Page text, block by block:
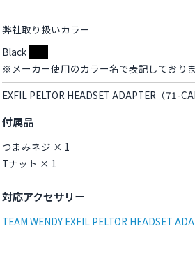
弊社取り扱いカラー
Black
※メーカー使用のカラー名で表記しており
EXFIL PELTOR HEADSET ADAPTER（71-
付属品
つまみネジ × 1
Tナット × 1
対応アクセサリー
TEAM WENDY EXFIL PELTOR HEADSET